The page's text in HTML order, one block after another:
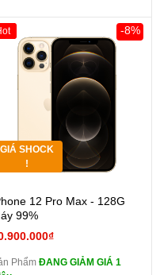
GIÁ SHOCK
!
12 Pro Max - 128G
99%
-8%
Phẩm ĐANG GIẢM GIÁ 1